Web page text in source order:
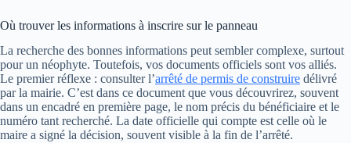
Où trouver les informations à inscrire sur le panneau
La recherche des bonnes informations peut sembler complexe, surtout
pour un néophyte. Toutefois, vos documents officiels sont vos alliés.
Le premier réflexe : consulter l’arrêté de permis de construire délivré
par la mairie. C’est dans ce document que vous découvrirez, souvent
dans un encadré en première page, le nom précis du bénéficiaire et le
numéro tant recherché. La date officielle qui compte est celle où le
maire a signé la décision, souvent visible à la fin de l’arrêté.